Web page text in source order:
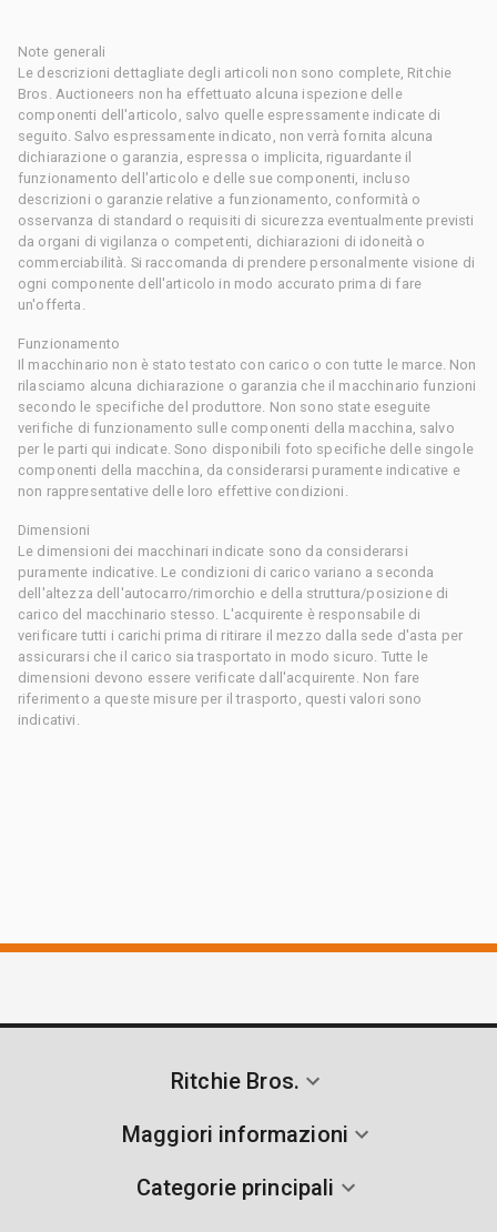
Note generali
Le descrizioni dettagliate degli articoli non sono complete, Ritchie
Bros. Auctioneers non ha effettuato alcuna ispezione delle
componenti dell'articolo, salvo quelle espressamente indicate di
seguito. Salvo espressamente indicato, non verrà fornita alcuna
dichiarazione o garanzia, espressa o implicita, riguardante il
funzionamento dell'articolo e delle sue componenti, incluso
descrizioni o garanzie relative a funzionamento, conformità o
osservanza di standard o requisiti di sicurezza eventualmente previsti
da organi di vigilanza o competenti, dichiarazioni di idoneità o
commerciabilità. Si raccomanda di prendere personalmente visione di
ogni componente dell'articolo in modo accurato prima di fare
un'offerta.
Funzionamento
Il macchinario non è stato testato con carico o con tutte le marce. Non
rilasciamo alcuna dichiarazione o garanzia che il macchinario funzioni
secondo le specifiche del produttore. Non sono state eseguite
verifiche di funzionamento sulle componenti della macchina, salvo
per le parti qui indicate. Sono disponibili foto specifiche delle singole
componenti della macchina, da considerarsi puramente indicative e
non rappresentative delle loro effettive condizioni.
Dimensioni
Le dimensioni dei macchinari indicate sono da considerarsi
puramente indicative. Le condizioni di carico variano a seconda
dell'altezza dell'autocarro/rimorchio e della struttura/posizione di
carico del macchinario stesso. L'acquirente è responsabile di
verificare tutti i carichi prima di ritirare il mezzo dalla sede d'asta per
assicurarsi che il carico sia trasportato in modo sicuro. Tutte le
dimensioni devono essere verificate dall'acquirente. Non fare
riferimento a queste misure per il trasporto, questi valori sono
indicativi.
Ritchie Bros.
Maggiori informazioni
Categorie principali